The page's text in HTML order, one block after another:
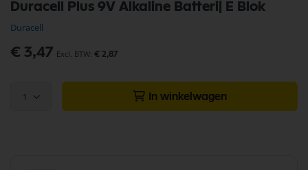
Duracell Plus 9V Alkaline Batterij E Blok
Duracell
€ 3,47 € 2,87
1 In winkelwagen
naar
het
begin
van
de